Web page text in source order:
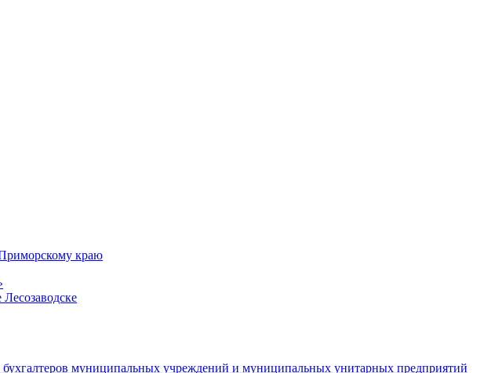
краю
муниципальных учреждений и муниципальных унитарных предприятий